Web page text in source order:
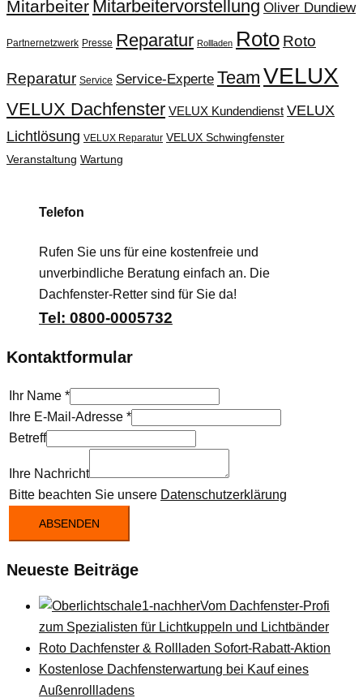
Mitarbeiter Mitarbeitervorstellung Oliver Dundiew
Partnernetzwerk Presse Reparatur Rollladen Roto Roto
Reparatur Service Service-Experte Team VELUX
VELUX Dachfenster VELUX Kundendienst VELUX
Lichtlösung VELUX Reparatur VELUX Schwingfenster
Veranstaltung Wartung
Telefon
Rufen Sie uns für eine kostenfreie und
unverbindliche Beratung einfach an. Die
Dachfenster-Retter sind für Sie da!
Tel: 0800-0005732
Kontaktformular
Ihr Name *
Ihre E-Mail-Adresse *
Betreff
Ihre Nachricht
Bitte beachten Sie unsere Datenschutzerklärung
ABSENDEN
Neueste Beiträge
Vom Dachfenster-Profi
zum Spezialisten für Lichtkuppeln und Lichtbänder
Roto Dachfenster & Rollladen Sofort-Rabatt-Aktion
Kostenlose Dachfensterwartung bei Kauf eines
Außenrollladens